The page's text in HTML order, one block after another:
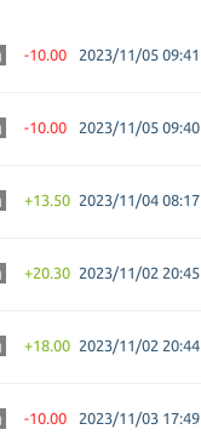
-10.00 2023/11/05 09:41
-10.00 2023/11/05 09:40
+13.50 2023/11/04 08:17
+20.30 2023/11/02 20:45
+18.00 2023/11/02 20:44
-10.00 2023/11/03 17:49